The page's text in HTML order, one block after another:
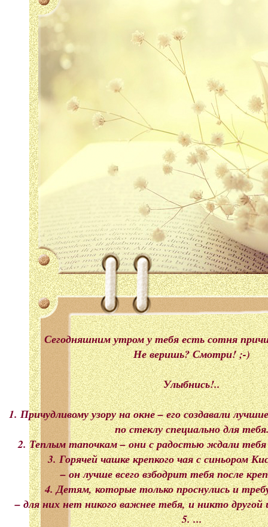
Сегодняшним утром у тебя есть сотня
Не веришь? Смотри! ;-)
Улыбнись!..
1. Причудливому узору на окне – его создавали
по стеклу специально для
2. Теплым тапочкам – они с радостью ждали тебя
3. Горячей чашке крепкого чая с синьором
– он лучше всего взбодрит тебя после
4. Детям, которые только проснулись и
– для них нет никого важнее тебя, и никто
5. ...